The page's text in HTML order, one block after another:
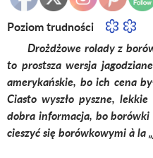
Poziom trudności
Drożdżowe rolady z
to prostsza wersja
amerykańskie, bo ich cena
Ciasto wyszło pyszne,
dobra informacja, bo
cieszyć się borówkowymi à la